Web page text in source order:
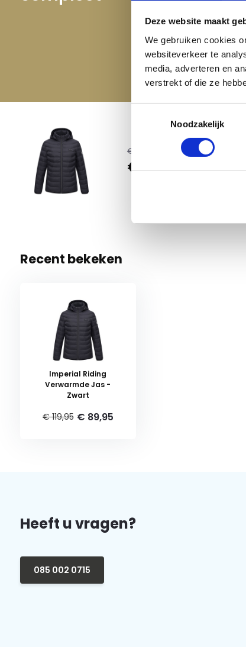
Deze website maakt
We gebruiken cookies
websiteverkeer te
media, adverteren en
verstrekt of die ze
Noodzakelijk
– Zwart
Bodywarmer Kids – Zwart
€ 89,95
€ 119,95
€ 89,95
Recent bekeken
Imperial Riding
Verwarmde Jas -
Zwart
€ 119,95 € 89,95
Heeft u vragen?
085 002 0715